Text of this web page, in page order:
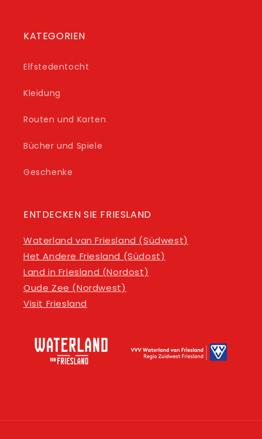
KATEGORIEN
Elfstedentocht
Kleidung
Routen und Karten
Bücher und Spiele
Geschenke
ENTDECKEN SIE FRIESLAND
Waterland van Friesland (Südwest)
Het Andere Friesland (Südost)
Land in Friesland (Nordost)
Oude Zee (Nordwest)
Visit Friesland